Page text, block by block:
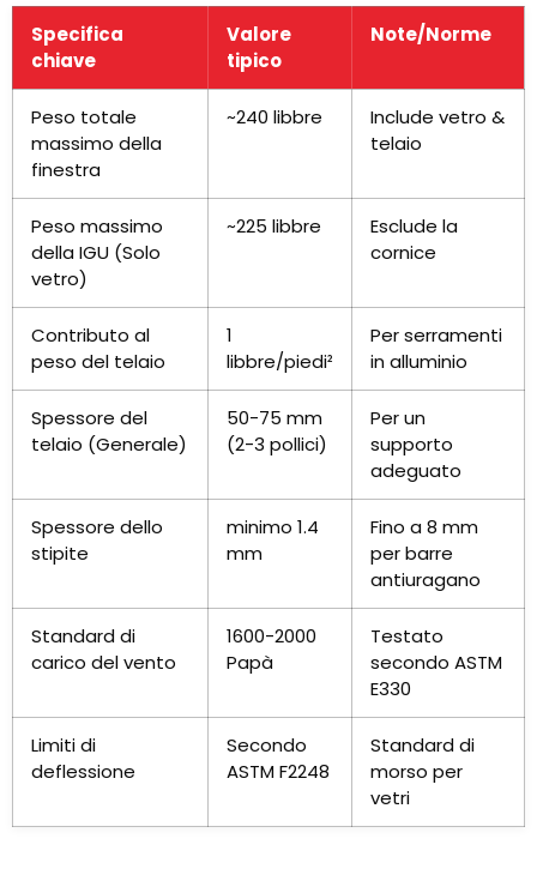
Specifica
chiave
Valore
tipico
Note/Norme
Peso totale
massimo della
finestra
~240 libbre
Include vetro &
telaio
Peso massimo
della IGU (Solo
vetro)
~225 libbre
Esclude la
cornice
Contributo al
peso del telaio
1
libbre/piedi²
Per serramenti
in alluminio
Spessore del
telaio (Generale)
50-75 mm
(2-3 pollici)
Per un
supporto
adeguato
Spessore dello
stipite
minimo 1.4
mm
Fino a 8 mm
per barre
antiuragano
Standard di
carico del vento
1600-2000
Papà
Testato
secondo ASTM
E330
Limiti di
deflessione
Secondo
ASTM F2248
Standard di
morso per
vetri